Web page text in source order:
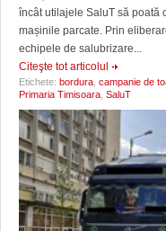
încât utilajele SaluT să poată
mașinile parcate. Prin
echipele de salubrizare...
Citeşte tot articolul
Etichete: bordura campanie de
Primaria Timisoara SaluT